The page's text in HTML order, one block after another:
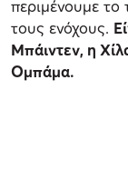
περιμένουμε το
τους ενόχους.
Μπάιντεν, η
Ομπάμα.